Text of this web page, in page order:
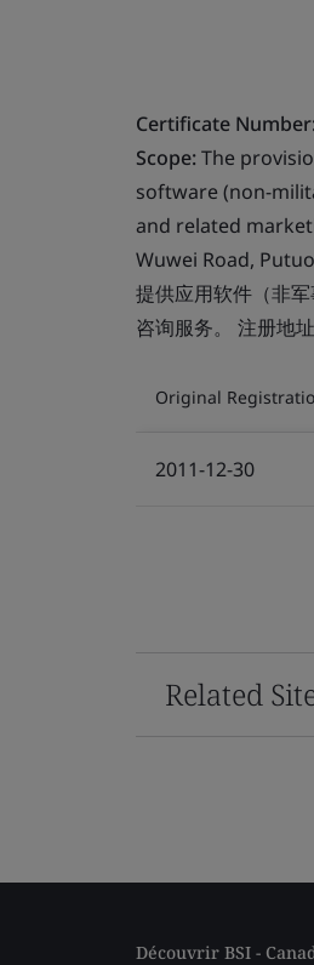
Certificate
Scope:The
software (non-
and related
Wuwei Road,
提供应用软件（非
咨询服务。 注册地
Original
2011-12-30
Related
Découvrir BSI -